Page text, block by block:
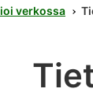
verkossa